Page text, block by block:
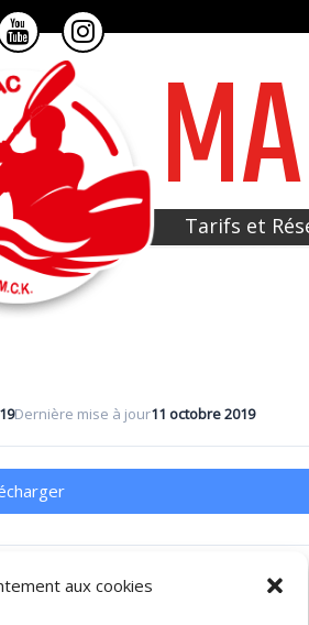
aux cookies
Tarifs et
Dernière mise à jour11 octobre 2019